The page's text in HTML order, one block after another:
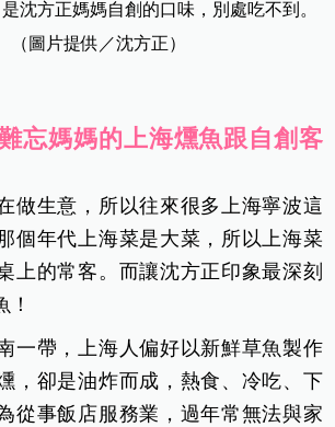
沈方正媽媽自創的口味，別處吃不到。
（圖片提供／沈方正）
忘媽媽的上海燻魚跟自創客
做生意，所以往來很多上海寧波這
個年代上海菜是大菜，所以上海菜
上的常客。而讓沈方正印象最深刻
一帶，上海人偏好以新鮮草魚製作
，卻是油炸而成，熱食、冷吃、下
從事飯店服務業，過年常無法與家